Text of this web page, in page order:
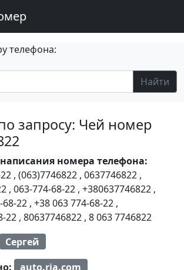
телефона:
Найти
запросу: Чей номер
номера телефона:
, (063)7746822 , 0637746822 ,
, 063-774-68-22 , +380637746822 ,
68-22 , +38 063 774-68-22 ,
22 , 80637746822 , 8 063 7746822
Сергей
auto.ria.com